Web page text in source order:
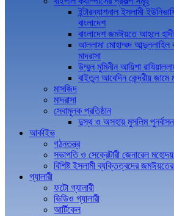
ইন্টারন্যাশনাল ইসলামী
বাংলাদেশ
বাংলাদেশ জমঈয়তে আহলে
আল্লামা মোহাম্মদ
মাদরাসা
উম্মুল মুমিনীন আয়িশা
বাইতুল আবেদিন কেন্দ্রীয় জামে
মাসজিদ
মাদরাসা
সেবামূলক প্রতিষ্ঠান
দুস্থ ও অসহায় মুসলিম
আর্কাইভ
গঠনতন্ত্র
সভাপতি ও সেক্রেটারী জেনারেল
বিশিষ্ট ইসলামী ব্যক্তিত্বদের
গ্যালারী
ফটো গ্যালারী
ভিডিও গ্যালারী
আর্টিকেল